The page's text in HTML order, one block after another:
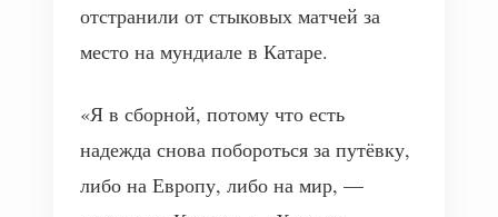
отстранили от стыковых матчей за
место на мундиале в Катаре.
«Я в сборной, потому что есть
надежда снова побороться за путёвку,
либо на Европу, либо на мир, —